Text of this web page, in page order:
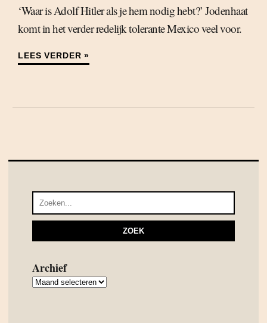
‘Waar is Adolf Hitler als je hem nodig hebt?’ Jodenhaat
komt in het verder redelijk tolerante Mexico veel voor.
LEES VERDER »
Archief
Archief